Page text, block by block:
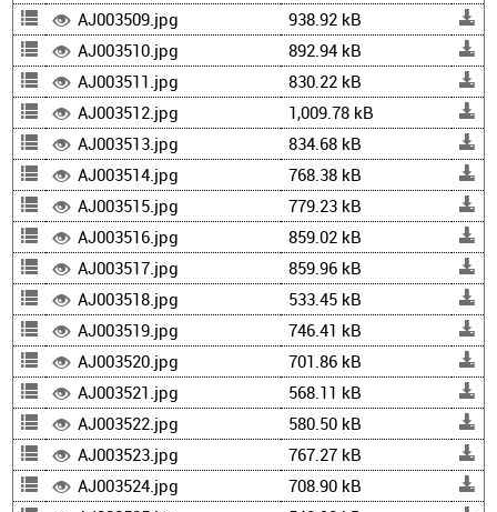
AJ003509.jpg
938.92 kB
AJ003510.jpg
892.94 kB
AJ003511.jpg
830.22 kB
AJ003512.jpg
1,009.78 kB
AJ003513.jpg
834.68 kB
AJ003514.jpg
768.38 kB
AJ003515.jpg
779.23 kB
AJ003516.jpg
859.02 kB
AJ003517.jpg
859.96 kB
AJ003518.jpg
533.45 kB
AJ003519.jpg
746.41 kB
AJ003520.jpg
701.86 kB
AJ003521.jpg
568.11 kB
AJ003522.jpg
580.50 kB
AJ003523.jpg
767.27 kB
AJ003524.jpg
708.90 kB